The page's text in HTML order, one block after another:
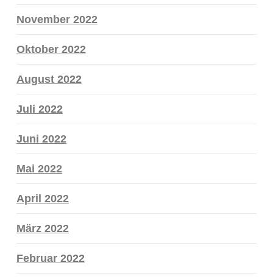
November 2022
Oktober 2022
August 2022
Juli 2022
Juni 2022
Mai 2022
April 2022
März 2022
Februar 2022